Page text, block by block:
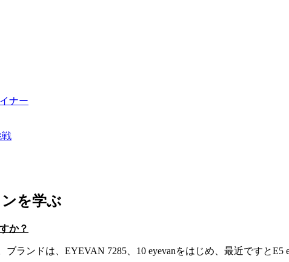
ナー
戦
を学ぶ
か？
ブランドは、EYEVAN 7285、10 eyevanをはじめ、最近ですとE5